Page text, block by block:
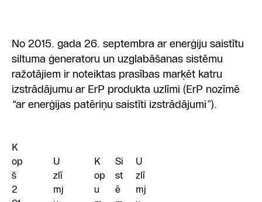
No 2015. gada 26. septembra ar enerģiju saistītu
siltuma ģeneratoru un uzglabāšanas sistēmu
ražotājiem ir noteiktas prasības marķēt katru
izstrādājumu ar ErP produkta uzlīmi (ErP nozīmē
“ar enerģijas patēriņu saistīti izstrādājumi”).
K
op
š
2
U
zlī
mj
K
op
u
Si
st
ē
U
zlī
mj